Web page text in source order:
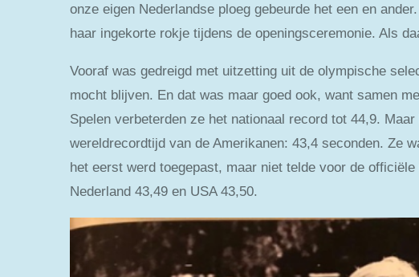
onze eigen Nederlandse ploeg gebeurde het een en
haar ingekorte rokje tijdens de openingsceremonie. Als
Vooraf was gedreigd met uitzetting uit de olympische
mocht blijven. En dat was maar goed ook, want samen
Spelen verbeterden ze het nationaal record tot 44,9.
wereldrecordtijd van de Amerikanen: 43,4 seconden. Ze
het eerst werd toegepast, maar niet telde voor de
Nederland 43,49 en USA 43,50.